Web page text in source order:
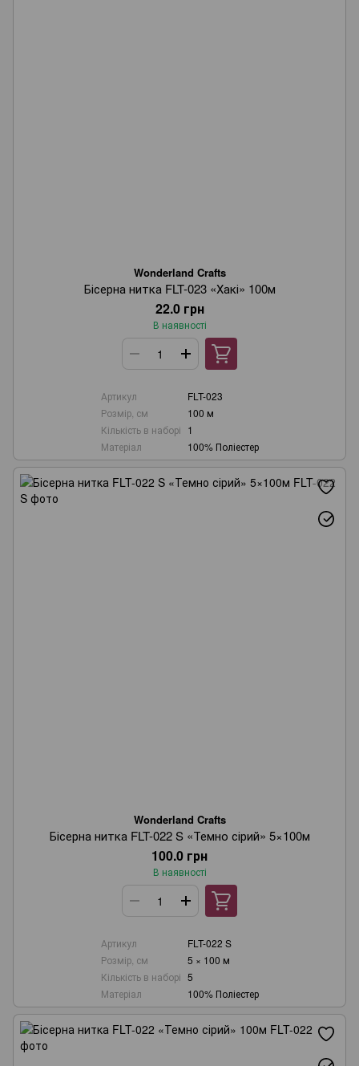
Wonderland Crafts
Бісерна нитка FLT-023 «Хакі» 100м
22.0 грн
В наявності
Артикул
FLT-023
Розмір, см
100 м
Кількість в наборі 1
Матеріал
100% Поліестер
Wonderland Crafts
Бісерна нитка FLT-022 S «Темно сірий» 5×100м
100.0 грн
В наявності
Артикул
FLT-022 S
Розмір, см
5 × 100 м
Кількість в наборі 5
Матеріал
100% Поліестер